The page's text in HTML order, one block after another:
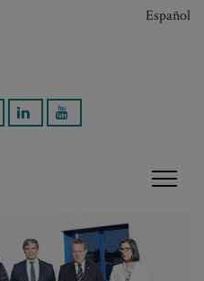
Español